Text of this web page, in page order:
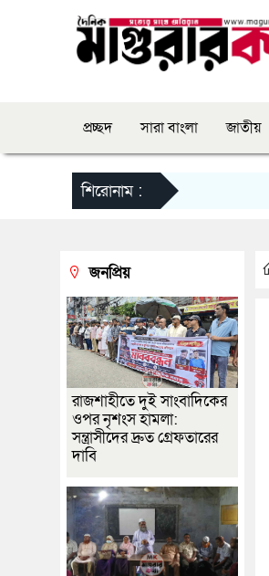
প্রচ্ছদ সারা বাংলা জাতীয়
শিরোনাম :
জনপ্রিয়
রাজশাহীতে দুই সাংবাদিকের
ওপর নৃশংস হামলা:
সন্ত্রাসীদের দ্রুত গ্রেফতারের
দাবি